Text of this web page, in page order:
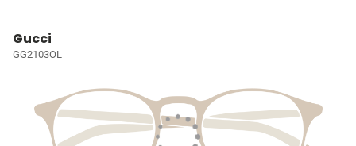
Gucci
GG2103OL